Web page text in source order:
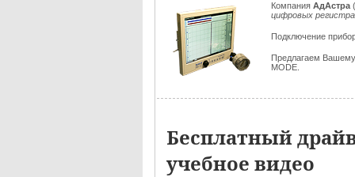
Компания АдАстра (
цифровых
Подключение
Предлагаем
MODE.
Бесплатный
учебное видео